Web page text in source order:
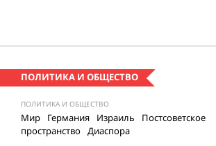
ПОЛИТИКА И ОБЩЕСТВО
ПОЛИТИКА И ОБЩЕСТВО
Мир Германия Израиль
Постсоветское
пространство Диаспора